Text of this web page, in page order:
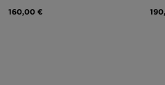
160,00 €